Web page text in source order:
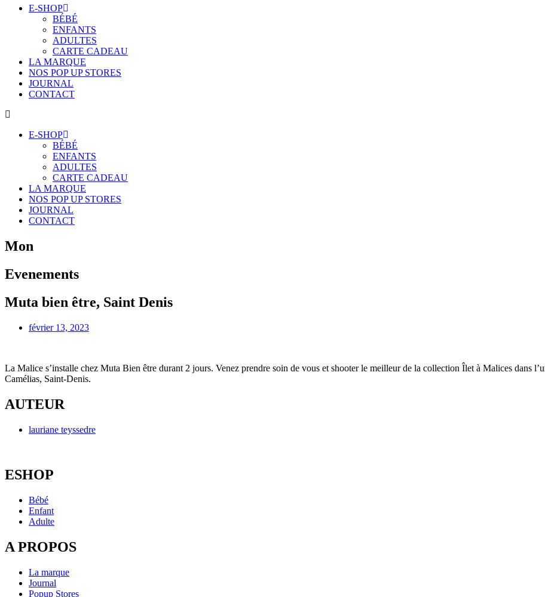
E-SHOP
BÉBÉ
ENFANTS
ADULTES
CARTE CADEAU
LA MARQUE
NOS POP UP STORES
JOURNAL
CONTACT
E-SHOP
BÉBÉ
ENFANTS
ADULTES
CARTE CADEAU
LA MARQUE
NOS POP UP STORES
JOURNAL
CONTACT
Mon
Evenements
Muta bien être, Saint Denis
février 13, 2023
La Malice s’installe chez Muta Bien être durant 2 jours. Venez prendre soin de vous et shooter le meilleur de la collection Îlet à Malices dans
Camélias, Saint-Denis.
AUTEUR
lauriane teyssedre
ESHOP
Bébé
Enfant
Adulte
A PROPOS
La marque
Journal
Popup Stores